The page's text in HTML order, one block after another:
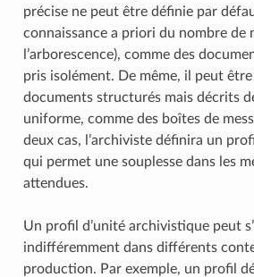
précise ne peut être définie par
connaissance a priori du nombre de
l’arborescence), comme des
pris isolément. De même, il peut
documents structurés mais décrits
uniforme, comme des boîtes de
deux cas, l’archiviste définira un
qui permet une souplesse dans les
attendues.
Un profil d’unité archivistique peut
indifféremment dans différents
production. Par exemple, un profil